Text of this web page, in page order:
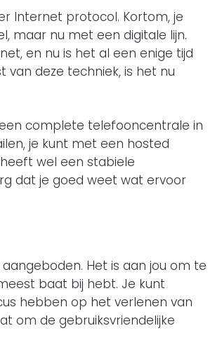
Internet protocol. Kortom, je
maar nu met een digitale lijn.
en nu is het al een enige tijd
van deze techniek, is het nu
complete telefooncentrale in
je kunt met een hosted
wel een stabiele
dat je goed weet wat ervoor
Het is aan jou om te
baat bij hebt. Je kunt
hebben op het verlenen van
om de gebruiksvriendelijke